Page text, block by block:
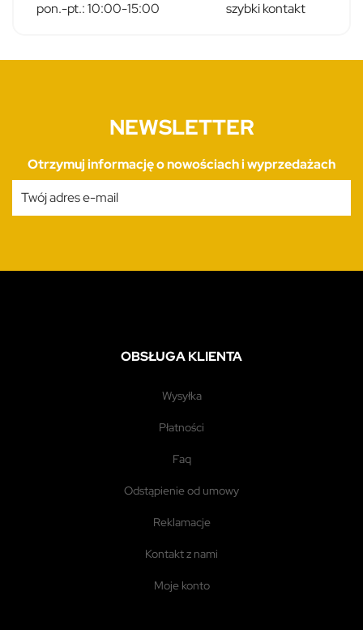
pon.-pt.: 10:00-15:00
szybki kontakt
NEWSLETTER
Otrzymuj informację o nowościach i wyprzedażach
OBSŁUGA KLIENTA
wysyłka
płatności
faq
odstąpienie od umowy
reklamacje
kontakt z nami
moje konto